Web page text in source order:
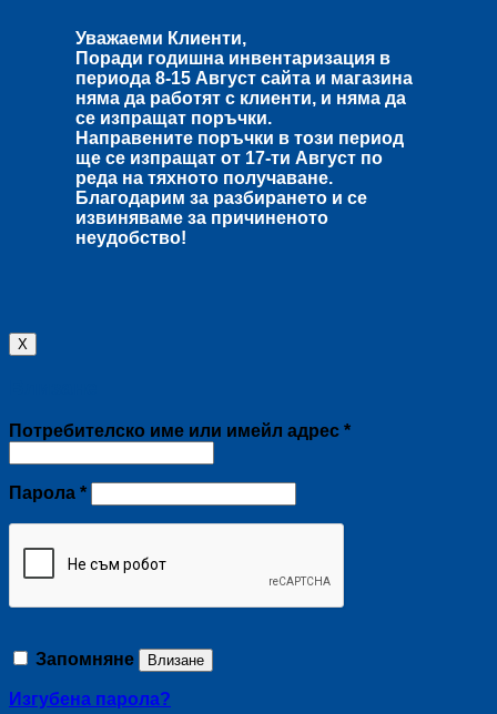
Уважаеми Клиенти,
Поради годишна инвентаризация в
периода 8-15 Август сайта и магазина
няма да работят с клиенти, и няма да
се изпращат поръчки.
Направените поръчки в този период
ще се изпращат от 17-ти Август по
реда на тяхното получаване.
Благодарим за разбирането и се
извиняваме за причиненото
неудобство!
X
Потребителско име или имейл адрес *Задължително
Парола *Задължително
Запомняне Влизане
Изгубена парола?